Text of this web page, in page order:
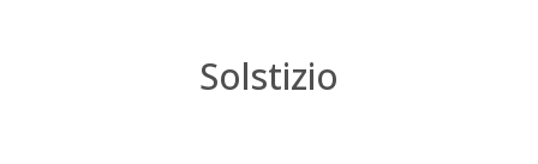
Solstizio